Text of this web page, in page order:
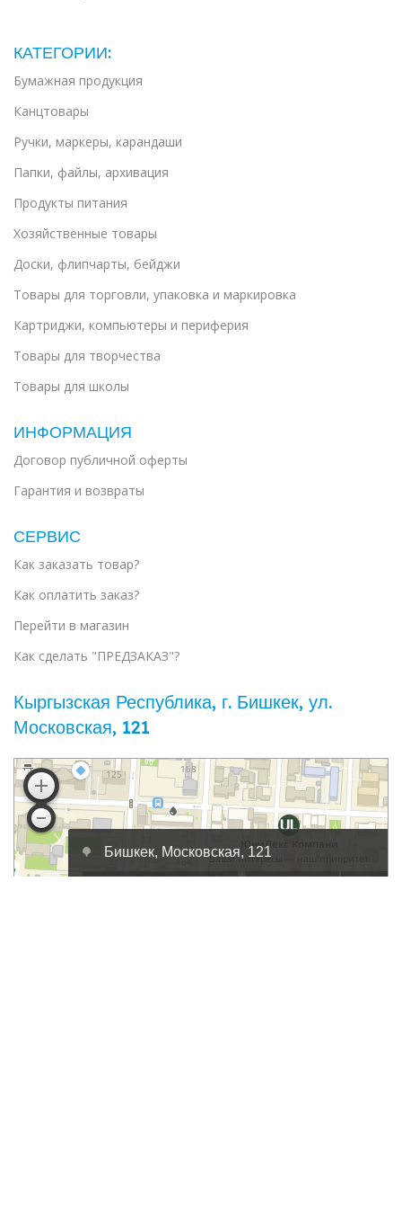
КАТЕГОРИИ:
Бумажная продукция
Канцтовары
Ручки, маркеры, карандаши
Папки, файлы, архивация
Продукты питания
Хозяйственные товары
Доски, флипчарты, бейджи
Товары для торговли, упаковка и маркировка
Картриджи, компьютеры и периферия
Товары для творчества
Товары для школы
ИНФОРМАЦИЯ
Договор публичной оферты
Гарантия и возвраты
СЕРВИС
Как заказать товар?
Как оплатить заказ?
Перейти в магазин
Как сделать "ПРЕДЗАКАЗ"?
Кыргызская Республика, г. Бишкек, ул. ​
Московская, 121